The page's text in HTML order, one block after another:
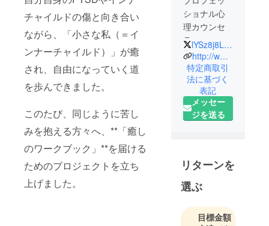
チャイルドの傷と向き合い
ながら、「小さな私（＝イ
ンナーチャイルド）」が癒
され、自由になっていく道
を歩んできました。
このたび、同じように苦し
みを抱える方々へ、**「癒し
のワークブック」**を届ける
ためのプロジェクトを立ち
上げました。
ショナル心
理カウンセ
ラー
インナー
チャイルド
メンター
lYSz8j8LzK57081
http://www.jiyunoko.org
特定商取引
法に基づく
表記
メッセー
ジを送る
リターンを
選ぶ
目標金額